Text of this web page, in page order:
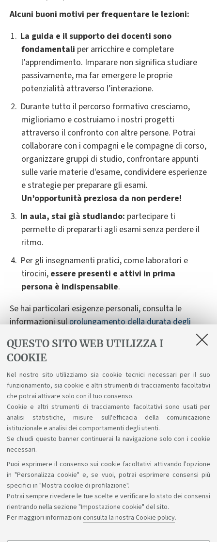
QUESTO SITO WEB UTILIZZA I
COOKIE
Nel nostro sito utilizziamo sia cookie tecnici necessari per il suo
funzionamento, sia cookie e altri strumenti di tracciamento facoltativi
che potrai attivare solo con il tuo consenso.
Cookie e altri strumenti di tracciamento facoltativi sono usati per
analisi statistiche, misure sull'efficacia della comunicazione
istituzionale e analisi dei comportamenti degli utenti.
Se chiudi questo banner continuerai la navigazione solo con i cookie
necessari.
Puoi esprimere il consenso sui cookie facoltativi attivando l'opzione
in "Personalizza cookie" e, se vuoi, potrai esprimere consensi più
specifici in "Mostra cookie di profilazione".
Potrai sempre rivedere le tue scelte e verificare lo stato dei consensi
rientrando nella sezione "Impostazione cookie" del sito.
Per maggiori informazioni consulta la nostra Cookie policy.
Alcuni buoni motivi per frequentare le lezioni:
La guida e il supporto dei docenti sono
fondamentali per arricchire e completare
l’apprendimento. Imparare non significa studiare
passivamente, ma far emergere le proprie
potenzialità attraverso l’interazione.
Durante tutto il percorso formativo cresciamo,
miglioriamo e costruiamo i nostri progetti
attraverso il confronto con altre persone. Potrai
collaborare con i compagni e le compagne di corso,
organizzare gruppi di studio, confrontare appunti
sulle varie materie d'esame, condividere esperienze
e strategie per preparare gli esami.
Un’opportunità preziosa da non perdere!
In aula, stai già studiando: partecipare ti
permette di prepararti agli esami senza perdere il
ritmo.
Per gli insegnamenti pratici, come laboratori e
tirocini, essere presenti e attivi in prima
persona è indispensabile.
Se hai particolari esigenze personali, consulta le
informazioni sulprolungamento della durata degli
Eventuali obblighi di frequenza sono stabiliti per i
singoli insegnamenti. Tali obblighi eventuali, così come
le eventuali propedeuticità, vengono indicati nel piano
didattico.
Sosteniamo il diritto alla conoscenza
Seguici su: